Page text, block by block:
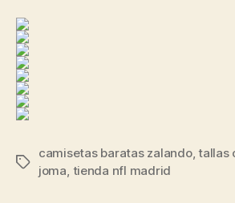
Etiquetas
camisetas baratas zalando,tallas
joma, tienda nfl madrid